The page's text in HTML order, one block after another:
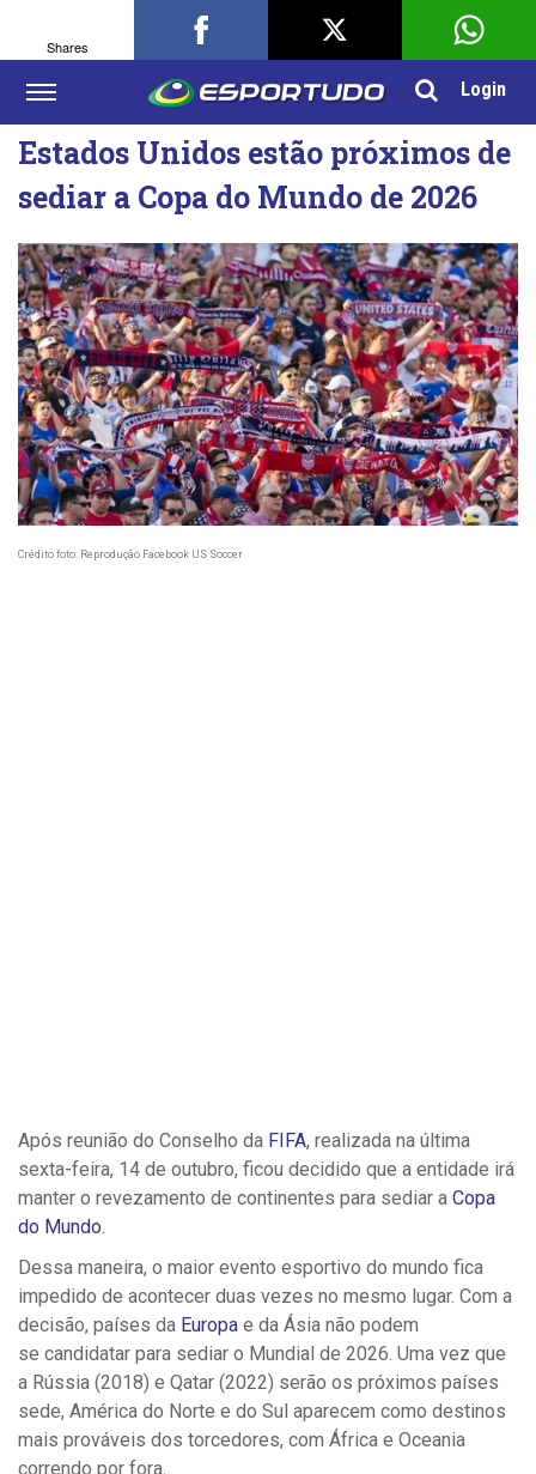
Login
Estados Unidos estão próximos de
sediar a Copa do Mundo de 2026
Crédito foto: Reprodução Facebook US Soccer
Após reunião do Conselho da FIFA, realizada na última
sexta-feira, 14 de outubro, ficou decidido que a entidade irá
manter o revezamento de continentes para sediar a Copa
do Mundo
Dessa maneira, o maior evento esportivo do mundo fica
impedido de acontecer duas vezes no mesmo lugar. Com a
decisão, países da Europa e da Ásia não podem
se candidatar para sediar o Mundial de 2026. Uma vez que
a Rússia (2018) e Qatar (2022) serão os próximos países
sede, América do Norte e do Sul aparecem como destinos
mais prováveis dos torcedores, com África e Oceania
correndo por fora.
Shares